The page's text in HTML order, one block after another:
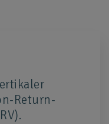
Return-